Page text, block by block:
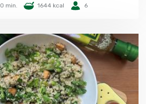
min. 1644 kcal 6